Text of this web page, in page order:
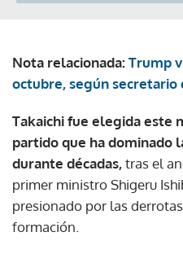
Nota relacionada: Trump
octubre, según secretario
Takaichi fue elegida este
partido que ha dominado
durante décadas,tras el
primer ministro Shigeru
presionado por las
formación.